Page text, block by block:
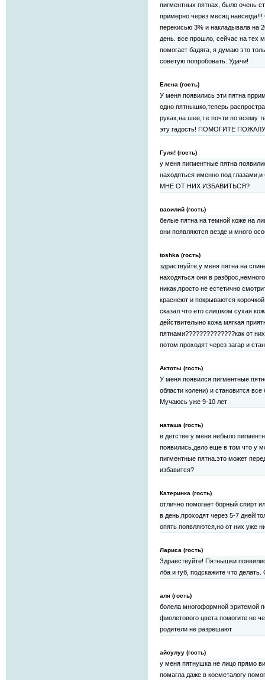
пигментных пятнах, было очень
примерно через месяц
перекисью 3% и накладывала на
день. все прошло, сейчас на
помогает бадяга, я думаю это
советую попробовать. Удачи!
Елена (гость)
У меня появились эти пятна
одно пятнышко,теперь
руках,на шее,т.е почти по всему
эту гадость! ПОМОГИТЕ
Гуля! (гость)
у меня пигментные пятна
находяться именно под
МНЕ ОТ НИХ ИЗБАВИТЬСЯ?
василий (гость)
белые пятна на темной коже на
они появляются везде и много
toshka (гость)
здраствуйте,у меня пятна на
находяться они в
никак,просто не естетично
краснеют и покрываются
сказал что ето слишком сухая
действителыно кожа мягкая
пятнами??????????????как от
потом проходят через загар и
Актоты (гость)
У меня появился пигментные
области колени) и становится
Мучаюсь уже 9-10 лет
наташа (гость)
в детстве у меня небыло
появились.дело еще в том что у
пигментные пятна.это может
избавится?
Катеринка (гость)
отлично помогает борный спирт
в день,проходят через 5-7
опять появляются,но от них уже
Лариса (гость)
Здравствуйте! Пятнышки
лба и губ, подскажите что делать.
аля (гость)
болела многоформной эритемой
фиолетового цвета помогите не
родители не разрешают
айсулуу (гость)
у меня пятнушка не лицо прямо
помагла даже в косметалогу